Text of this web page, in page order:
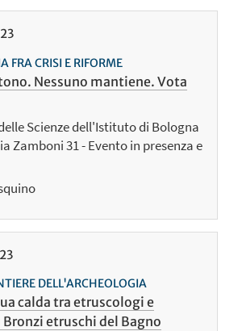
FRA CRISI E RIFORME
Nessuno mantiene. Vota
Scienze dell'Istituto di Bologna
Zamboni 31 - Evento in presenza e
DELL'ARCHEOLOGIA
calda tra etruscologi e
etruschi del Bagno